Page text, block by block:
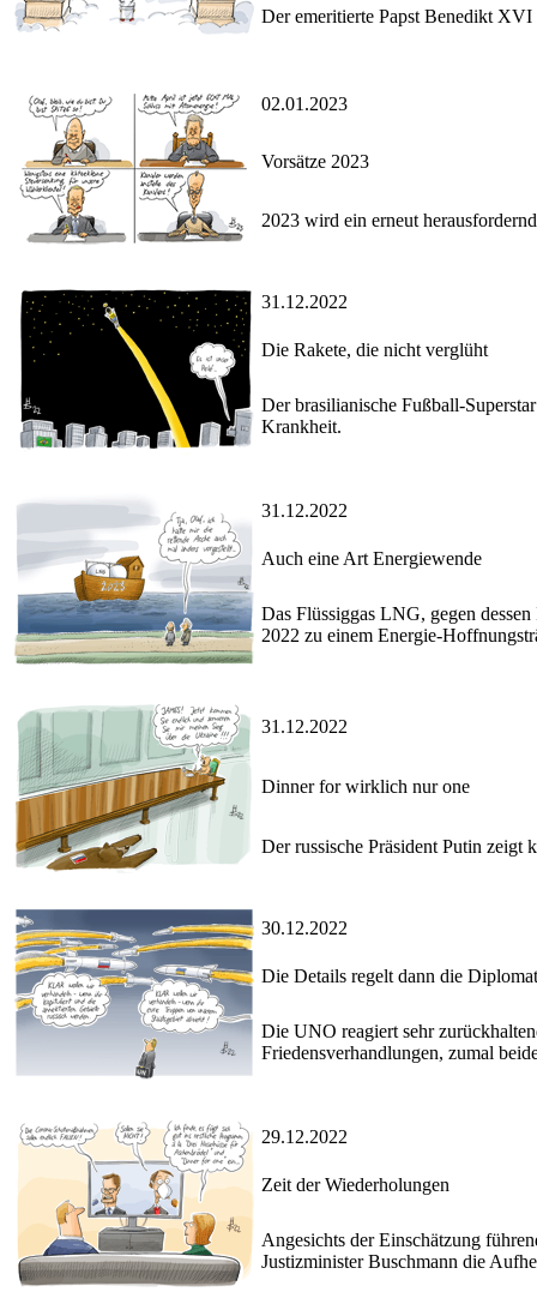
Der emeritierte Papst Benedikt
02.01.2023
Vorsätze 2023
2023 wird ein erneut
31.12.2022
Die Rakete, die nicht verglüht
Der brasilianische Fußball-
Krankheit.
31.12.2022
Auch eine Art Energiewende
Das Flüssiggas LNG, gegen
2022 zu einem Energie-
31.12.2022
Dinner for wirklich nur one
Der russische Präsident Putin zeigt
30.12.2022
Die Details regelt dann die
Die UNO reagiert sehr
Friedensverhandlungen, zumal
29.12.2022
Zeit der Wiederholungen
Angesichts der Einschätzung
Justizminister Buschmann die